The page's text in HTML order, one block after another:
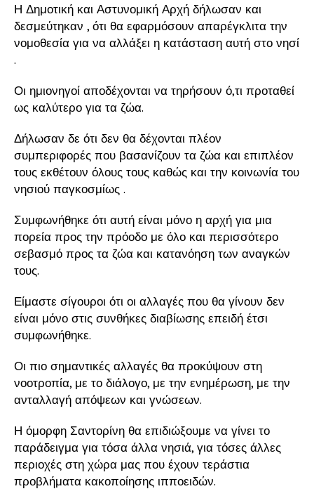
Η Δημοτική και Αστυνομική Αρχή δήλωσαν και
δεσμεύτηκαν , ότι θα εφαρμόσουν απαρέγκλιτα την
νομοθεσία για να αλλάξει η κατάσταση αυτή στο νησί
.
Οι ημιονηγοί αποδέχονται να τηρήσουν ό,τι προταθεί
ως καλύτερο για τα ζώα.
Δήλωσαν δε ότι δεν θα δέχονται πλέον
συμπεριφορές που βασανίζουν τα ζώα και επιπλέον
τους εκθέτουν όλους τους καθώς και την κοινωνία του
νησιού παγκοσμίως .
Συμφωνήθηκε ότι αυτή είναι μόνο η αρχή για μια
πορεία προς την πρόοδο με όλο και περισσότερο
σεβασμό προς τα ζώα και κατανόηση των αναγκών
τους.
Είμαστε σίγουροι ότι οι αλλαγές που θα γίνουν δεν
είναι μόνο στις συνθήκες διαβίωσης επειδή έτσι
συμφωνήθηκε.
Οι πιο σημαντικές αλλαγές θα προκύψουν στη
νοοτροπία, με το διάλογο, με την ενημέρωση, με την
ανταλλαγή απόψεων και γνώσεων.
Η όμορφη Σαντορίνη θα επιδιώξουμε να γίνει το
παράδειγμα για τόσα άλλα νησιά, για τόσες άλλες
περιοχές στη χώρα μας που έχουν τεράστια
προβλήματα κακοποίησης ιπποειδών.